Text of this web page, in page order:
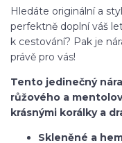
Hledáte originální a
perfektně doplní váš
k cestování? Pak je
právě pro vás!
Tento jedinečný
růžového a
krásnými korálky a
Skleněné a